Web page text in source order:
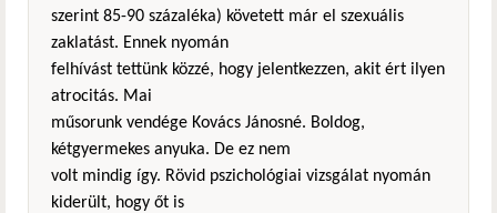
szerint 85-90 százaléka) követett már el szexuális
zaklatást. Ennek nyomán
felhívást tettünk közzé, hogy jelentkezzen, akit ért ilyen
atrocitás. Mai
műsorunk vendége Kovács Jánosné. Boldog,
kétgyermekes anyuka. De ez nem
volt mindig így. Rövid pszichológiai vizsgálat nyomán
kiderült, hogy őt is